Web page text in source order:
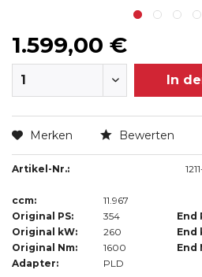
1.599,00 €
In
Merken Bewerten
Artikel-Nr.:
ccm:
11.967
Original PS:
354 End
Original kW:
260 End
Original Nm:
1600 End
Adapter:
PLD